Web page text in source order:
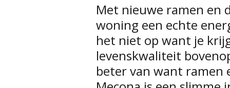
Met nieuwe ramen en
woning een echte
het niet op want je
levenskwaliteit
beter van want ramen